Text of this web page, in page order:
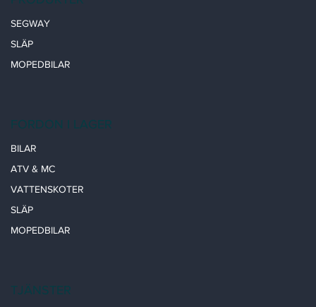
SEGWAY
SLÄP
MOPEDBILAR
FORDON I LAGER
BILAR
ATV & MC
VATTENSKOTER
SLÄP
MOPEDBILAR
TJÄNSTER